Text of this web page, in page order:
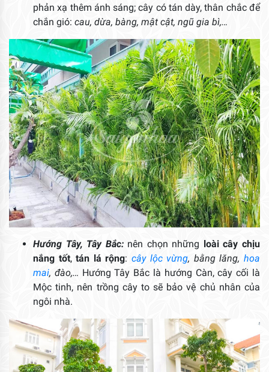
phản xạ thêm ánh sáng; cây có tán dày, thân chắc để
chắn gió: cau, dừa, bàng, mật cật, ngũ gia bì,…
Hướng Tây, Tây Bắc:nên chọn những loài cây chịu
nắng tốt,tán lá rộng:cây lộc vừng, bằng lăng,hoa
mai, đào,… Hướng Tây Bắc là hướng Càn, cây cối là
Mộc tinh, nên trồng cây to sẽ bảo vệ chủ nhân của
ngôi nhà.